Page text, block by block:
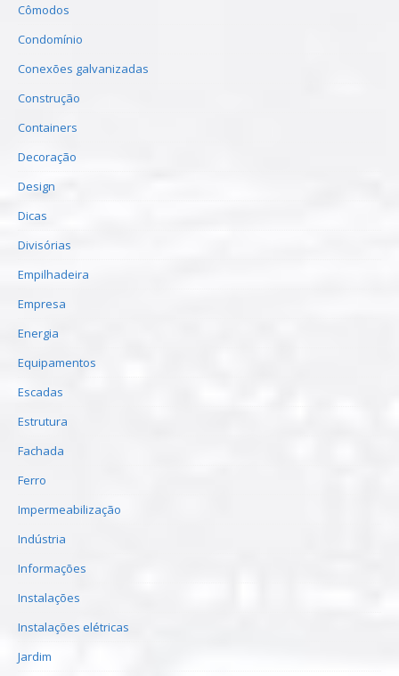
Cômodos
Condomínio
Conexões galvanizadas
Construção
Containers
Decoração
Design
Dicas
Divisórias
Empilhadeira
Empresa
Energia
Equipamentos
Escadas
Estrutura
Fachada
Ferro
Impermeabilização
Indústria
Informações
Instalações
Instalações elétricas
Jardim